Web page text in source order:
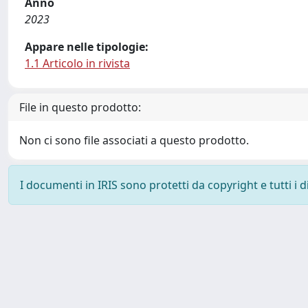
2023
Appare nelle tipologie:
1.1 Articolo in rivista
File in questo prodotto:
Non ci sono file associati a questo prodotto.
I documenti in IRIS sono protetti da copyright e tutti i